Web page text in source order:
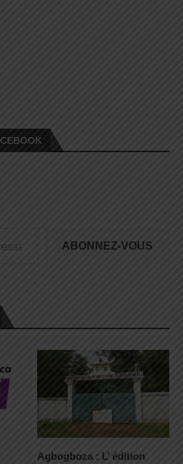
ABONNEZ-VOUS
Agbogboza : L’ édition